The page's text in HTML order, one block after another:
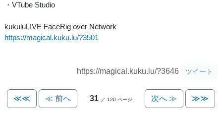
・VTube Studio
kukuluLIVE FaceRig over Network
https://magical.kuku.lu/?3501
https://magical.kuku.lu/?3646 ツイート
≪≪ ≪ 前へ 31 ／ 120 ページ 次へ ≫ ≫≫